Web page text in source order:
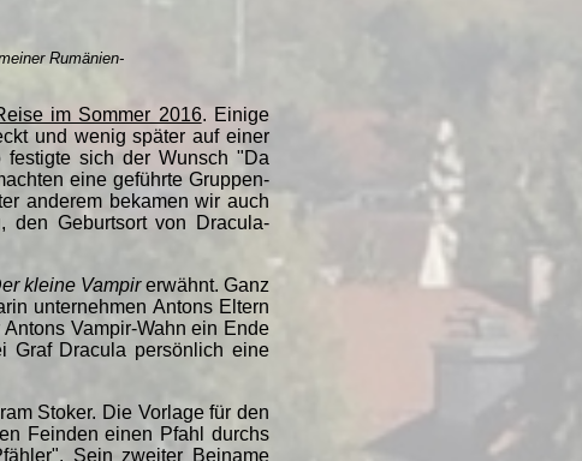
Rumänien-
im Sommer 2016. Einige
und wenig später auf einer
festigte sich der Wunsch "Da
eine geführte Gruppen-
anderem bekamen wir auch
den Geburtsort von Dracula-
kleine Vampirerwähnt. Ganz
unternehmen Antons Eltern
Vampir-Wahn ein Ende
Graf Dracula persönlich eine
Stoker. Die Vorlage für den
Feinden einen Pfahl durchs
Sein zweiter Beiname